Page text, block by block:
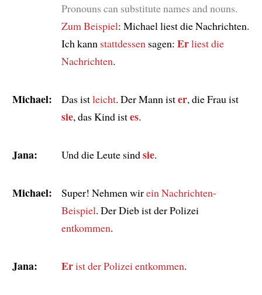
Pronouns can substitute names and nouns.
Zum Beispiel: Michael liest die Nachrichten.
Ich kann stattdessensagen: Erliest die
Nachrichten.
Michael: Das istleicht. Der Mann ister, die Frau ist
sie, das Kind istes.
Jana: Und die Leute sindsie.
Michael: Super! Nehmen wirein Nachrichten-
Beispiel. Der Dieb ist der Polizei
entkommen.
Jana: Erist der Polizei entkommen.